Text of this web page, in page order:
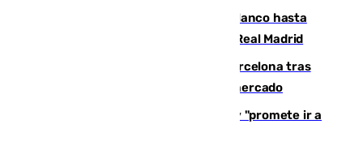
Vinícius Júnior seguirá vestido de blanco hasta
2032 tras cerrar su renovación con el Real Madrid
Rodrigo negocia su fichaje por el Barcelona tras
romper con el Madrid y revoluciona el mercado
El Rey traslada a Vivas su respaldo y "promete ir a